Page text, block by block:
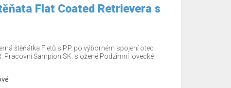
Flat Coated Retrievera s
štěňátka Fletů s P.P. po výborném spojení otec
Pracovní Šampion SK. složené Podzimní lovecké